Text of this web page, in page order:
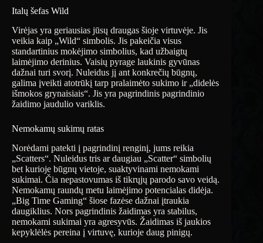
Italų šefas Wild
Virėjas yra geriausias jūsų draugas šioje virtuvėje. Jis
veikia kaip „Wild“ simbolis. Jis pakeičia visus
standartinius mokėjimo simbolius, kad užbaigtų
laimėjimo derinius. Vaisių pyrage laukinis gyvūnas
dažnai turi svorį. Nuleidus jį ant konkrečių būgnų,
galima įveikti atotrūkį tarp pralaimėto sukimo ir „didelės
išmokos grynaisiais“. Jis yra pagrindinis pagrindinio
žaidimo jaudulio variklis.
Nemokamų sukimų ratas
Norėdami patekti į pagrindinį renginį, jums reikia
„Scatters“. Nuleidus tris ar daugiau „Scatter“ simbolių
bet kurioje būgnų vietoje, suaktyvinami nemokami
sukimai. Čia nepastovumas iš tikrųjų parodo savo veidą.
Nemokamų raundų metu laimėjimo potencialas didėja.
„Big Time Gaming“ šiose fazėse dažnai įtraukia
daugiklius. Nors pagrindinis žaidimas yra stabilus,
nemokami sukimai yra agresyvūs. Žaidimas iš jaukios
kepyklėlės pereina į virtuvę, kurioje daug pinigų.